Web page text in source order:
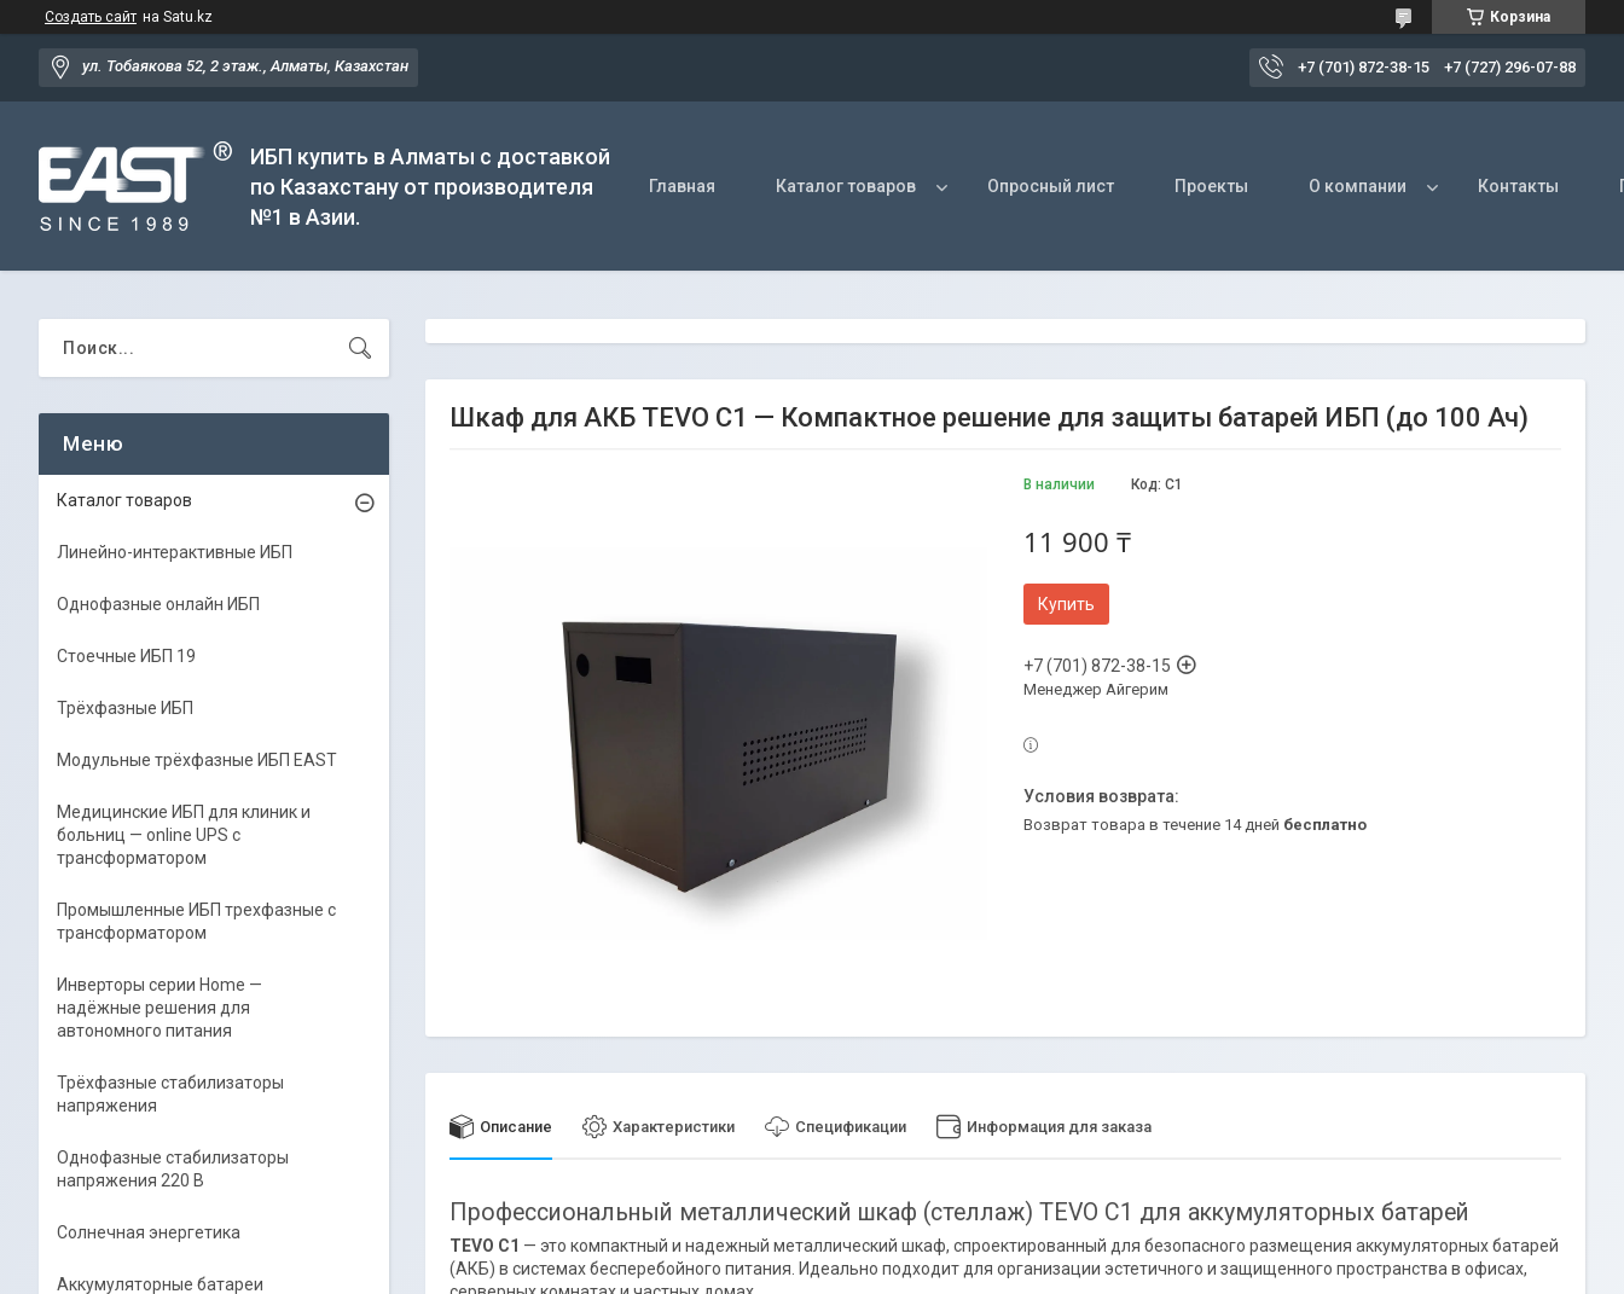
Создать сайт на Satu.kz Корзина
ул. Тобаякова 52, 2 этаж., Алматы, Казахстан +7 (701) 872-38-15 +7 (727) 296-07-88
ИБП купить в Алматы с доставкой
по Казахстану от производителя
№1 в Азии.
Главная Каталог товаров Опросный лист Проекты О компании Контакты
Шкаф для АКБ TEVO C1 — Компактное решение для защиты батарей ИБП (до 100 Ач)
В наличии Код: C1
11 900 ₸
Купить
+7 (701) 872-38-15
Менеджер Айгерим
возврат товара в течение 14 дней бесплатно
Описание Характеристики Спецификации Информация для заказа
Профессиональный металлический шкаф (стеллаж) TEVO C1 для аккумуляторных батарей
TEVO C1 — это компактный и надежный металлический шкаф, спроектированный для безопасного размещения аккумуляторных батарей
(АКБ) в системах бесперебойного питания. Идеально подходит для организации эстетичного и защищенного пространства в офисах,
Каталог товаров
Линейно-интерактивные ИБП
Однофазные онлайн ИБП
Стоечные ИБП 19
Трёхфазные ИБП
Модульные трёхфазные ИБП EAST
Медицинские ИБП для клиник и
больниц — online UPS с
трансформатором
Промышленные ИБП трехфазные c
трансформатором
Инверторы серии Home —
надёжные решения для
автономного питания
Трёхфазные стабилизаторы
напряжения
Однофазные стабилизаторы
напряжения 220 В
Солнечная энергетика
Аккумуляторные батареи